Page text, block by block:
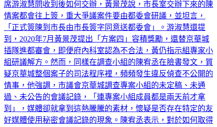
席游淑慧問收到後如何交辦，黃景茂說，市長室交辦下來的陳
情案都會往上簽，重大爭議案件要由都委會研議，並坦言，
「正式簽陳到市長由市長簽字同意送都委會」。游淑慧還提
到，2020年7月黃景茂提出「方案四」容積獎勵，還替京華城
插隊進都審會，即便府內科室認為不合法，黃仍指示組專家小
組研議解方。然而，同樣在調查小組的陳宥丞在臉書發文，質
疑京華城整個案子的司法程序裡，頻頻發生違反偵查不公開的
情事，他強調，市議會京華城調查專案小組的未定稿、未通
過、未公告的會議記錄，「連專案小組成員都是兩天前才拿
到」，媒體卻就拿到這熱騰騰的素材，懷疑是否存在特定的友
好媒體使用秘密會議記錄的現象。陳宥丞表示，對於如何取得